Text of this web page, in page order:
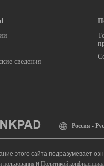
сведения
Россия -
этого сайта подразумевает
пользования и Политикой